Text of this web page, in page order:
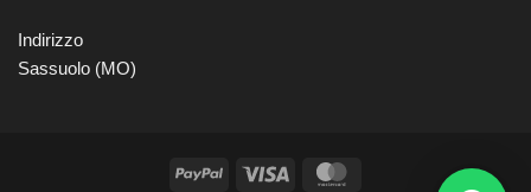
Indirizzo
Sassuolo (MO)